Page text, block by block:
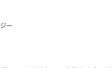
ー